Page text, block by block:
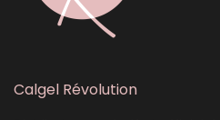
Calgel Révolution